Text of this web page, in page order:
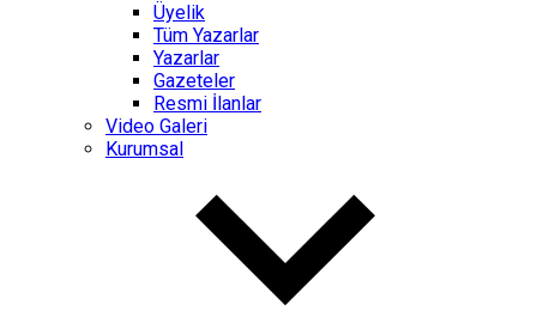
Üyelik
Tüm Yazarlar
Yazarlar
Gazeteler
Resmi İlanlar
Video Galeri
Kurumsal